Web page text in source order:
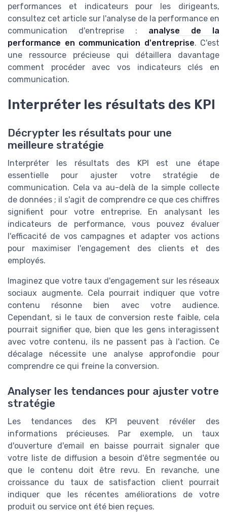
performances et indicateurs pour les dirigeants,
consultez cet article sur l'analyse de la performance en
communication d'entreprise : analyse de la
performance en communication d'entreprise. C'est
une ressource précieuse qui détaillera davantage
comment procéder avec vos indicateurs clés en
communication.
Interpréter les résultats des KPI
Décrypter les résultats pour une
meilleure stratégie
Interpréter les résultats des KPI est une étape
essentielle pour ajuster votre stratégie de
communication. Cela va au-delà de la simple collecte
de données ; il s'agit de comprendre ce que ces chiffres
signifient pour votre entreprise. En analysant les
indicateurs de performance, vous pouvez évaluer
l'efficacité de vos campagnes et adapter vos actions
pour maximiser l'engagement des clients et des
employés.
Imaginez que votre taux d'engagement sur les réseaux
sociaux augmente. Cela pourrait indiquer que votre
contenu résonne bien avec votre audience.
Cependant, si le taux de conversion reste faible, cela
pourrait signifier que, bien que les gens interagissent
avec votre contenu, ils ne passent pas à l'action. Ce
décalage nécessite une analyse approfondie pour
comprendre ce qui freine la conversion.
Analyser les tendances pour ajuster votre
stratégie
Les tendances des KPI peuvent révéler des
informations précieuses. Par exemple, un taux
d'ouverture d'email en baisse pourrait signaler que
votre liste de diffusion a besoin d'être segmentée ou
que le contenu doit être revu. En revanche, une
croissance du taux de satisfaction client pourrait
indiquer que les récentes améliorations de votre
produit ou service ont été bien reçues.